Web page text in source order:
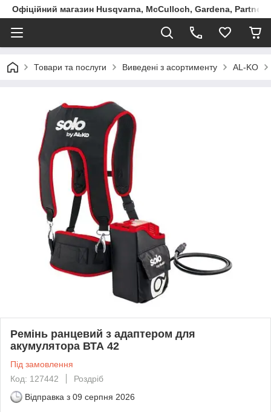
Офіційний магазин Husqvarna, McCulloch, Gardena, Partner
Товари та послуги Виведені з асортименту AL-KO
Ремінь ранцевий з адаптером для
акумулятора ВТА 42
Під замовлення
Код: 127442
Роздріб
Відправка з 09 серпня 2026